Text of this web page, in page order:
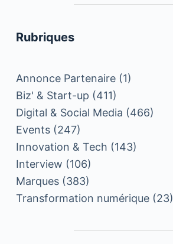
Rubriques
Annonce Partenaire(1)
Biz' & Start-up (411)
Digital & Social Media (466)
Events(247)
Innovation & Tech (143)
Interview (106)
Marques(383)
Transformation numérique(23)